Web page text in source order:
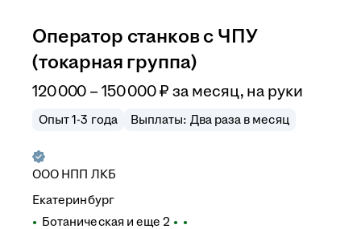
Оператор станков с ЧПУ
(токарная группа)
120 000 –150 000₽ за месяц, на руки
Опыт 1-3 года Выплаты: Два раза в месяц
ООО НПП ЛКБ
Екатеринбург
Ботаническая и еще 2